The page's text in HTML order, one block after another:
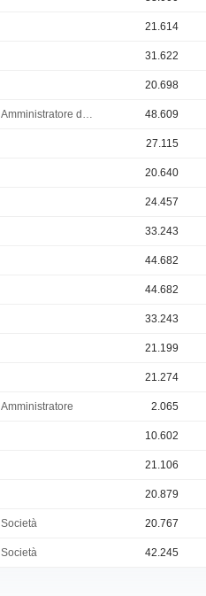
21.614
31.622
20.698
Amministratore delegato 48.609
27.115
20.640
24.457
33.243
44.682
44.682
33.243
21.199
21.274
Amministratore 2.065
10.602
21.106
20.879
Società 20.767
Società 42.245